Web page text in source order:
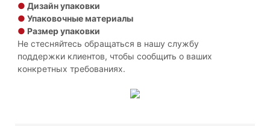
●Дизайн упаковки
●Упаковочные материалы
● Размер упаковки
Не стесняйтесь обращаться в нашу службу
поддержки клиентов, чтобы сообщить о ваших
конкретных требованиях.